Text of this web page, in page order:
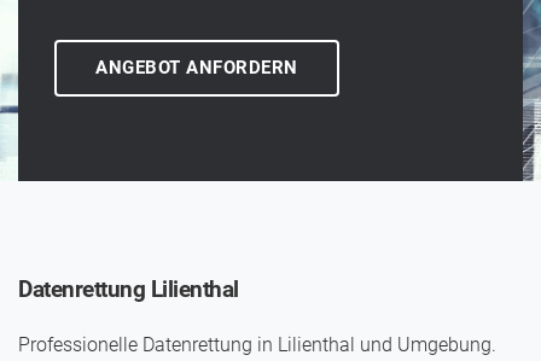
ANGEBOT ANFORDERN
Datenrettung Lilienthal
Professionelle Datenrettung in Lilienthal und Umgebung.